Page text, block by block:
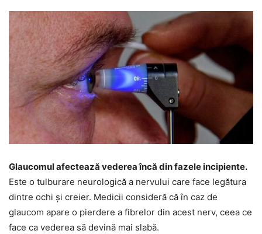
Glaucomul afectează vederea încă din fazele incipiente.
Este o tulburare neurologică a nervului care face legătura
dintre ochi și creier. Medicii consideră că în caz de
glaucom apare o pierdere a fibrelor din acest nerv, ceea ce
face ca vederea să devină mai slabă.